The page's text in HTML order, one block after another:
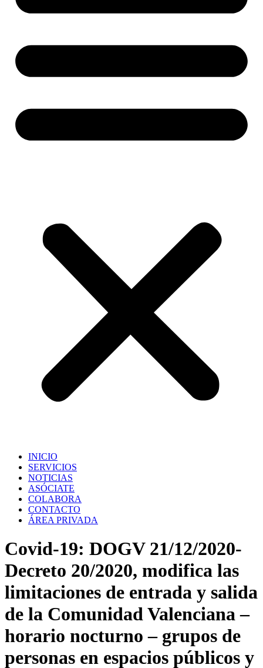
INICIO
SERVICIOS
NOTICIAS
ASÓCIATE
COLABORA
CONTACTO
ÁREA PRIVADA
Covid-19: DOGV 21/12/2020-
Decreto 20/2020, modifica las
limitaciones de entrada y salida
de la Comunidad Valenciana –
horario nocturno – grupos de
personas en espacios públicos y